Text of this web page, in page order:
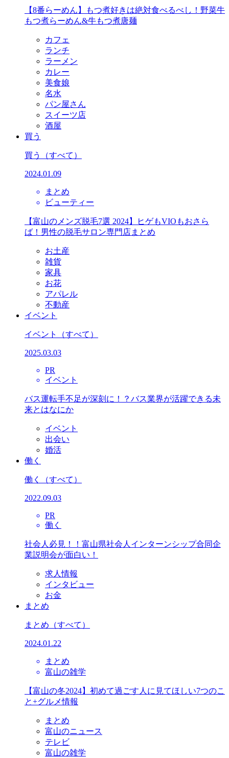
【8番らーめん】もつ煮好きは絶対食べるべし！野菜牛
もつ煮らーめん&牛もつ煮唐麺
カフェ
ランチ
ラーメン
カレー
美食娘
名水
パン屋さん
スイーツ店
酒屋
買う
買う （すべて）
2024.01.09
まとめ
ビューティー
【富山のメンズ脱毛7選 2024】ヒゲもVIOもおさら
ば！男性の脱毛サロン専門店まとめ
お土産
雑貨
家具
お花
アパレル
不動産
イベント
イベント （すべて）
2025.03.03
PR
イベント
バス運転手不足が深刻に！？バス業界が活躍できる未
来とはなにか
イベント
出会い
婚活
働く
働く （すべて）
2022.09.03
PR
働く
社会人必見！！富山県社会人インターンシップ合同企
業説明会が面白い！
求人情報
インタビュー
お金
まとめ
まとめ （すべて）
2024.01.22
まとめ
富山の雑学
【富山の冬2024】初めて過ごす人に見てほしい7つのこ
と+グルメ情報
まとめ
富山のニュース
テレビ
富山の雑学